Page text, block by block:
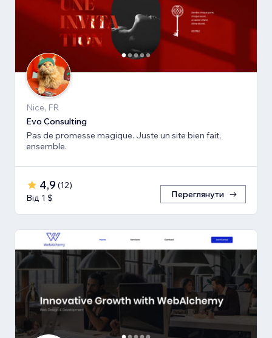
Nice, FR
Evo Consulting
Pas de promesse magique. Juste un site bien fait,
ensemble.
4,9 (12)
Від 1 $
Переглянути